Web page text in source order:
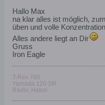
Hallo Max
na klar alles ist möglich,
üben und volle
Alles andere liegt an Dir
Gruss
Iron Eagle
T-Rex 700
Yamada 120 SR
Radix, Hatori